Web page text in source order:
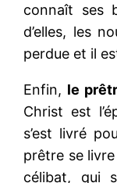
connaît ses
d’elles, les
perdue et il
Enfin, le
Christ est
s’est livré
prêtre se
célibat, qui